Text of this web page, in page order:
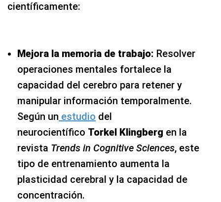
científicamente:
Mejora la memoria de trabajo: Resolver
operaciones mentales fortalece la
capacidad del cerebro para retener y
manipular información temporalmente.
Según un estudio del
neurocientífico Torkel Klingberg en la
revista Trends in Cognitive Sciences, este
tipo de entrenamiento aumenta la
plasticidad cerebral y la capacidad de
concentración.